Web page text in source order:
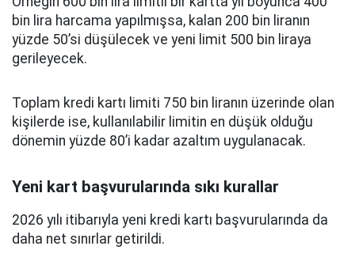
bin lira harcama yapılmışsa, kalan 200 bin liranın
yüzde 50’si düşülecek ve yeni limit 500 bin liraya
gerileyecek.
Toplam kredi kartı limiti 750 bin liranın üzerinde olan
kişilerde ise, kullanılabilir limitin en düşük olduğu
dönemin yüzde 80’i kadar azaltım uygulanacak.
Yeni kart başvurularında sıkı kurallar
2026 yılı itibarıyla yeni kredi kartı başvurularında da
daha net sınırlar getirildi.